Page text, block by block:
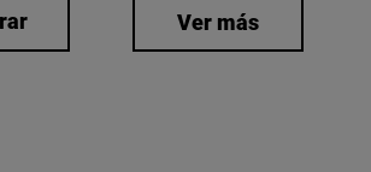
Ver más